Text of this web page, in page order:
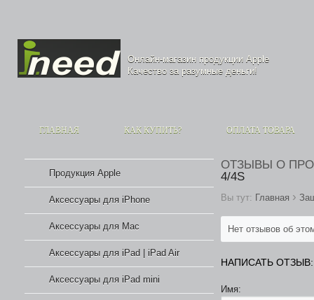
Онлайн-магазин продукции Apple
Качество за разумные деньги!
ГЛАВНАЯ КАК КУПИТЬ? ОПЛАТА ТОВАРА
ОТЗЫВЫ О
4/4S
Вы тут: Главная ›
Нет отзывов об
НАПИСАТЬ ОТЗЫВ:
Имя:
Продукция Apple
Аксессуары для iPhone
Аксессуары для Mac
Аксессуары для iPad | iPad Air
Аксессуары для iPad mini